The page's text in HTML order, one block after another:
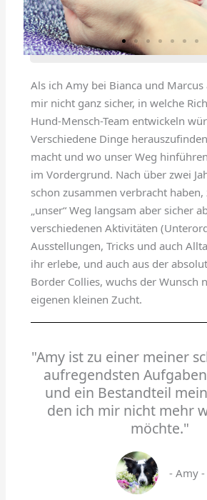
Als ich Amy bei Bianca und
mir nicht ganz sicher, in welche
Hund-Mensch-Team entwickeln
Verschiedene Dinge
macht und wo unser Weg
im Vordergrund. Nach über zwei
schon zusammen verbracht haben,
„unser“ Weg langsam aber sicher
verschiedenen Aktivitäten
Ausstellungen, Tricks und auch
ihr erlebe, und auch aus der
Border Collies, wuchs der Wunsch
eigenen kleinen Zucht.
"Amy ist zu einer meiner
aufregendsten
und ein Bestandteil
den ich mir nicht mehr
möchte."
- Amy -